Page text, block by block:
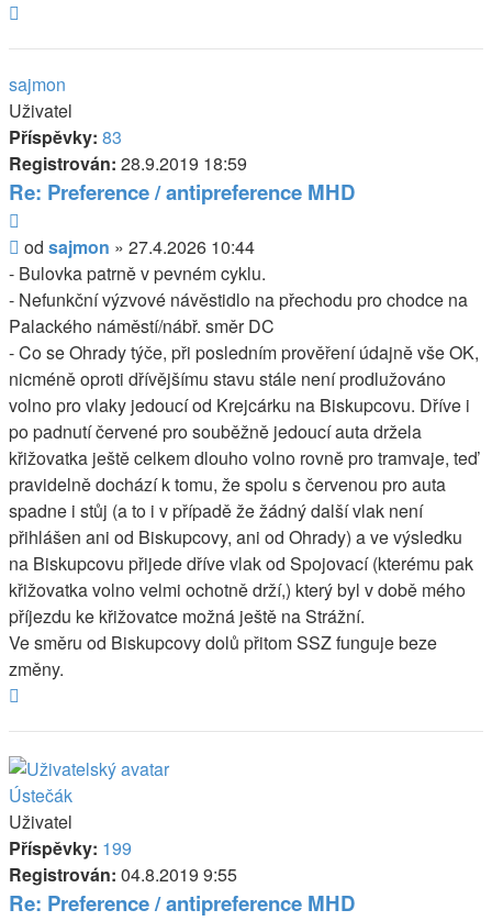
sajmon
Uživatel
Příspěvky: 83
Registrován: 28.9.2019 18:59
Re: Preference / antipreference MHD
Příspěvek
od sajmon » 27.4.2026 10:44
- Bulovka patrně v pevném cyklu.
- Nefunkční výzvové návěstidlo na přechodu pro chodce na
Palackého náměstí/nábř. směr DC
- Co se Ohrady týče, při posledním prověření údajně vše OK,
nicméně oproti dřívějšímu stavu stále není prodlužováno
volno pro vlaky jedoucí od Krejcárku na Biskupcovu. Dříve i
po padnutí červené pro souběžně jedoucí auta držela
křižovatka ještě celkem dlouho volno rovně pro tramvaje, teď
pravidelně dochází k tomu, že spolu s červenou pro auta
spadne i stůj (a to i v případě že žádný další vlak není
přihlášen ani od Biskupcovy, ani od Ohrady) a ve výsledku
na Biskupcovu přijede dříve vlak od Spojovací (kterému pak
křižovatka volno velmi ochotně drží,) který byl v době mého
příjezdu ke křižovatce možná ještě na Strážní.
Ve směru od Biskupcovy dolů přitom SSZ funguje beze
změny.
Ústečák
Uživatel
Příspěvky: 199
Registrován: 04.8.2019 9:55
Re: Preference / antipreference MHD